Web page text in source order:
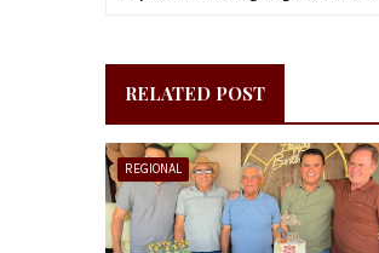
RELATED POST
REGIONAL